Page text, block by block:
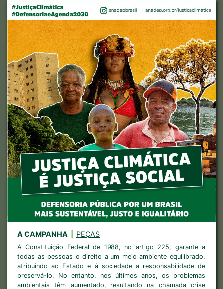
A CAMPANHA PEÇAS
A Constituição Federal de 1988, no artigo 225, garante a
todas as pessoas o direito a um meio ambiente equilibrado,
atribuindo ao Estado e à sociedade a responsabilidade de
preservá-lo. No entanto, nos últimos anos, os problemas
ambientais têm aumentado, resultando na chamada crise